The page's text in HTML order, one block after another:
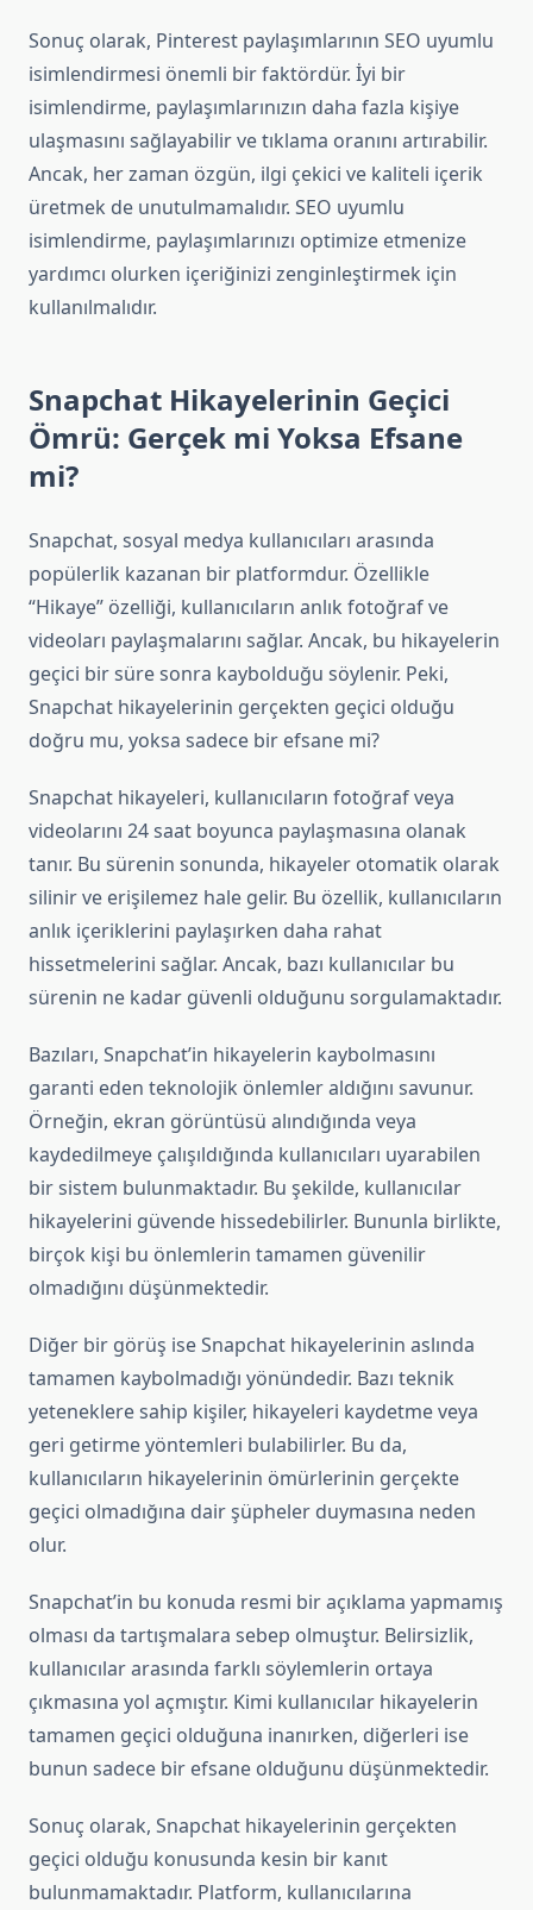
Sonuç olarak, Pinterest paylaşımlarının SEO uyumlu
isimlendirmesi önemli bir faktördür. İyi bir
isimlendirme, paylaşımlarınızın daha fazla kişiye
ulaşmasını sağlayabilir ve tıklama oranını artırabilir.
Ancak, her zaman özgün, ilgi çekici ve kaliteli içerik
üretmek de unutulmamalıdır. SEO uyumlu
isimlendirme, paylaşımlarınızı optimize etmenize
yardımcı olurken içeriğinizi zenginleştirmek için
kullanılmalıdır.
Snapchat Hikayelerinin Geçici
Ömrü: Gerçek mi Yoksa Efsane
mi?
Snapchat, sosyal medya kullanıcıları arasında
popülerlik kazanan bir platformdur. Özellikle
“Hikaye” özelliği, kullanıcıların anlık fotoğraf ve
videoları paylaşmalarını sağlar. Ancak, bu hikayelerin
geçici bir süre sonra kaybolduğu söylenir. Peki,
Snapchat hikayelerinin gerçekten geçici olduğu
doğru mu, yoksa sadece bir efsane mi?
Snapchat hikayeleri, kullanıcıların fotoğraf veya
videolarını 24 saat boyunca paylaşmasına olanak
tanır. Bu sürenin sonunda, hikayeler otomatik olarak
silinir ve erişilemez hale gelir. Bu özellik, kullanıcıların
anlık içeriklerini paylaşırken daha rahat
hissetmelerini sağlar. Ancak, bazı kullanıcılar bu
sürenin ne kadar güvenli olduğunu sorgulamaktadır.
Bazıları, Snapchat’in hikayelerin kaybolmasını
garanti eden teknolojik önlemler aldığını savunur.
Örneğin, ekran görüntüsü alındığında veya
kaydedilmeye çalışıldığında kullanıcıları uyarabilen
bir sistem bulunmaktadır. Bu şekilde, kullanıcılar
hikayelerini güvende hissedebilirler. Bununla birlikte,
birçok kişi bu önlemlerin tamamen güvenilir
olmadığını düşünmektedir.
Diğer bir görüş ise Snapchat hikayelerinin aslında
tamamen kaybolmadığı yönündedir. Bazı teknik
yeteneklere sahip kişiler, hikayeleri kaydetme veya
geri getirme yöntemleri bulabilirler. Bu da,
kullanıcıların hikayelerinin ömürlerinin gerçekte
geçici olmadığına dair şüpheler duymasına neden
olur.
Snapchat’in bu konuda resmi bir açıklama yapmamış
olması da tartışmalara sebep olmuştur. Belirsizlik,
kullanıcılar arasında farklı söylemlerin ortaya
çıkmasına yol açmıştır. Kimi kullanıcılar hikayelerin
tamamen geçici olduğuna inanırken, diğerleri ise
bunun sadece bir efsane olduğunu düşünmektedir.
Sonuç olarak, Snapchat hikayelerinin gerçekten
geçici olduğu konusunda kesin bir kanıt
bulunmamaktadır. Platform, kullanıcılarına